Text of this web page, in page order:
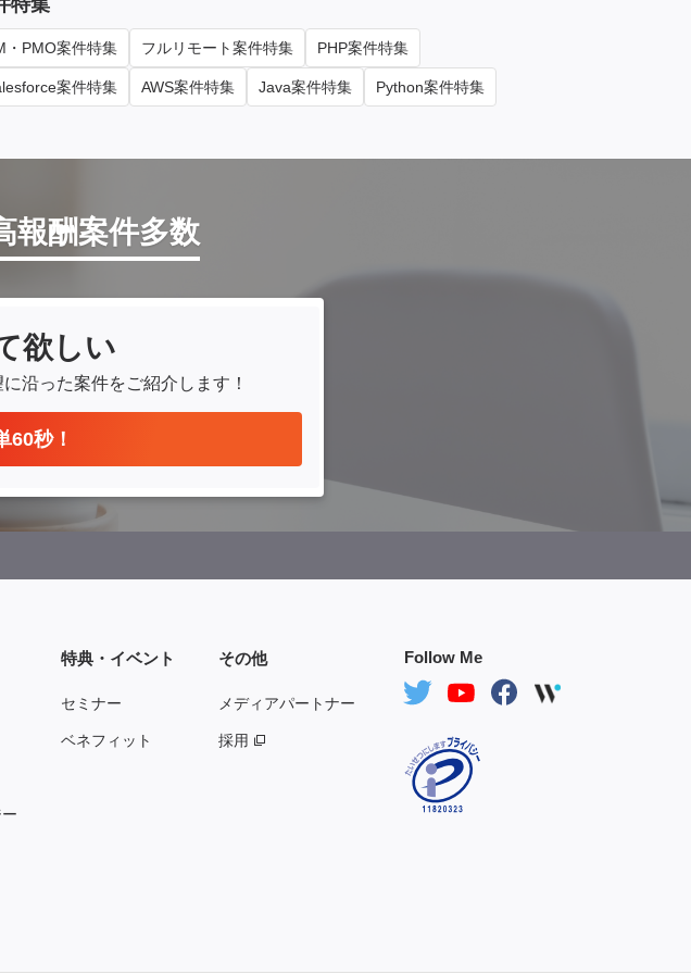
特集
・PMO案件特集 フルリモート案件特集 PHP案件特集
案件特集 AWS案件特集 Java案件特集 Python案件特集
報酬案件多数
欲しい
に沿った案件をご紹介します！
60秒！
Follow Me
特典・イベント
セミナー
ベネフィット
その他
メディアパートナー
採用